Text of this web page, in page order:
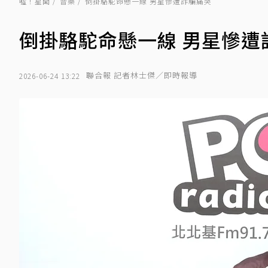
倒掛駱駝命懸一線 男星慘遭
2026-06-24 13:22 聯合報 記者林士傑／即時報導